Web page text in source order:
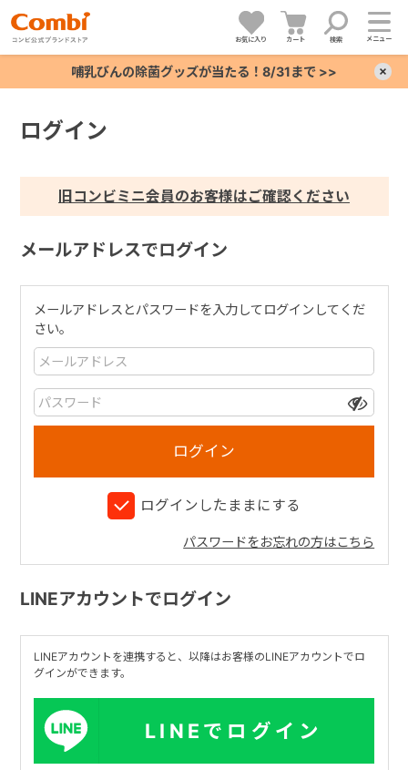
お気に入り カート 検索 メニュー
哺乳びんの除菌グッズが当たる！8/31まで >>
ログイン
旧コンビミニ会員のお客様はご確認ください
メールアドレスでログイン
メールアドレスとパスワードを入力してログインしてくだ
さい。
ログインしたままにする
パスワードをお忘れの方はこちら
LINEアカウントでログイン
LINEアカウントを連携すると、以降はお客様のLINEアカウントでロ
グインができます。
LINEでログイン